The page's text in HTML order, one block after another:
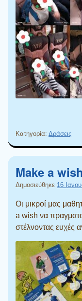
Κατηγορία: Δράσεις
Make a wish
Δημοσιεύθηκε 16
Οι μικροί μας
a wish να
στέλνοντας ευχές